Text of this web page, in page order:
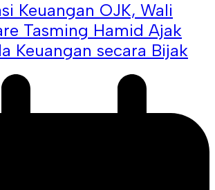
Keuangan OJK, Wali
Tasming Hamid Ajak
Keuangan secara Bijak